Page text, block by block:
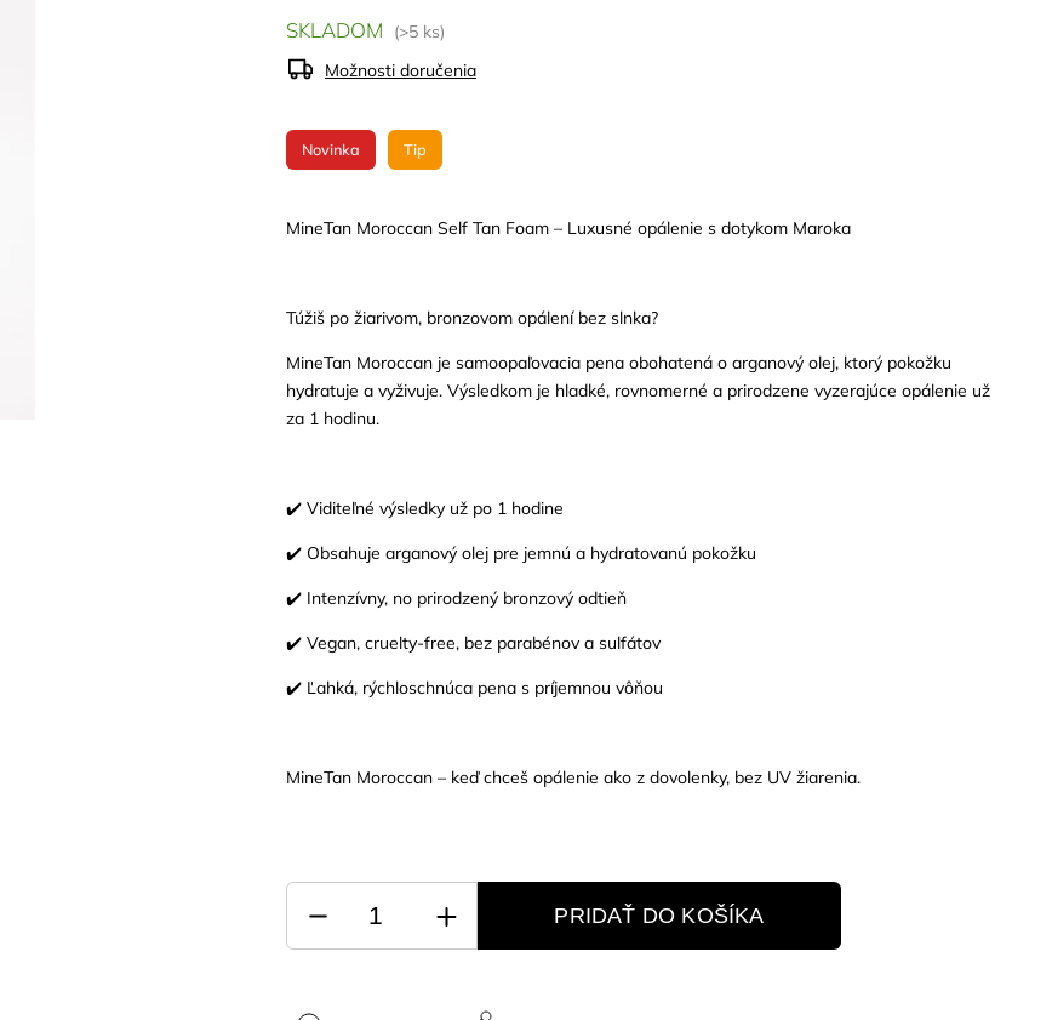
Novinka Tip
MineTan Moroccan Self Tan Foam – Luxusné opálenie s dotykom Maroka
Túžiš po žiarivom, bronzovom opálení bez slnka?
MineTan Moroccan je samoopaľovacia pena obohatená o arganový olej, ktorý pokožku
hydratuje a vyživuje. Výsledkom je hladké, rovnomerné a prirodzene vyzerajúce opálenie už
za 1 hodinu.
✔️ Viditeľné výsledky už po 1 hodine
✔️ Obsahuje arganový olej pre jemnú a hydratovanú pokožku
✔️ Intenzívny, no prirodzený bronzový odtieň
✔️ Vegan, cruelty-free, bez parabénov a sulfátov
✔️ Ľahká, rýchloschnúca pena s príjemnou vôňou
MineTan Moroccan – keď chceš opálenie ako z dovolenky, bez UV žiarenia.
SKLADOM
(>5 ks)
Možnosti doručenia
PRIDAŤ DO KOŠÍKA